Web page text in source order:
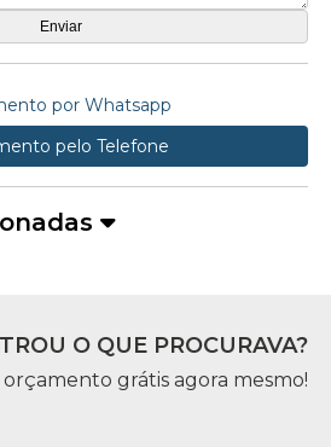
por Whatsapp
pelo Telefone
O QUE PROCURAVA?
orçamento grátis agora mesmo!